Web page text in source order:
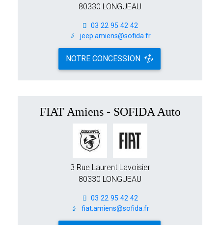
80330 LONGUEAU
03 22 95 42 42
jeep.amiens@sofida.fr
NOTRE CONCESSION
FIAT Amiens - SOFIDA Auto
3 Rue Laurent Lavoisier
80330 LONGUEAU
03 22 95 42 42
fiat.amiens@sofida.fr